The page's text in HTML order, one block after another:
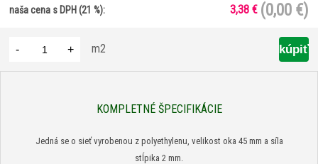
naša cena s DPH (21 %): 3,38 € (0,00 €)
- + m2
KOMPLETNÉ ŠPECIFIKÁCIE
Jedná se o sieť vyrobenou z polyethylenu, velikost oka 45 mm a síla
stĺpika 2 mm.